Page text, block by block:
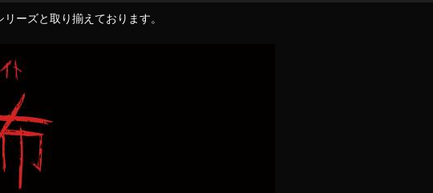
ーズと取り揃えております。